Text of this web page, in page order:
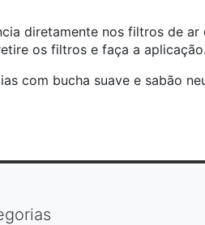
diretamente nos filtros de
os filtros e faça a aplicação.
com bucha suave e sabão